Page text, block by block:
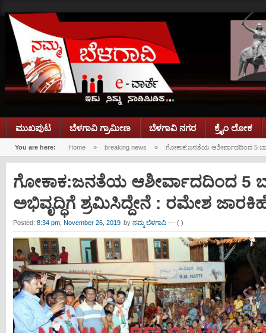
ಮುಖಪುಟ ಬೆಳಗಾವಿ ಗ್ರಾಮೀಣ ಬೆಳಗಾವಿ ನಗರ ಕ್ರೈಂ ಲೋಕ
You are here: Home » breaking news » ಗೋಕಾಕ:ಜನತೆಯ ಆಶೀರ್ವಾದದಿಂದ 5 ಬಾರಿ
ಗೋಕಾಕ:ಜನತೆಯ ಆಶೀರ್ವಾದದಿಂದ 5
ಅಭಿವೃದ್ಧಿಗೆ ಶ್ರಮಿಸಿದ್ದೇನೆ : ರಮೇಶ
Posted: 8:34 pm, November 26, 2019 by ನಮ್ಮ ಬೆಳಗಾವಿ--- ( )